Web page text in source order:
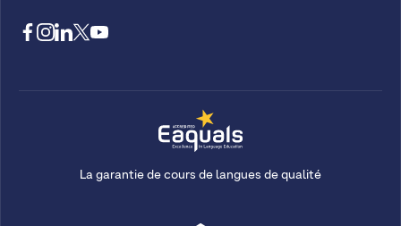
La garantie de cours de langues de qualité